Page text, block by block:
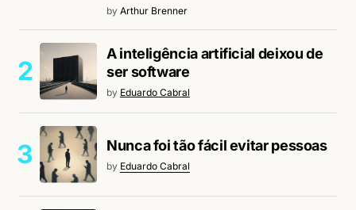
by Arthur Brenner
A inteligência artificial deixou de
ser software
by Eduardo Cabral
Nunca foi tão fácil evitar pessoas
by Eduardo Cabral